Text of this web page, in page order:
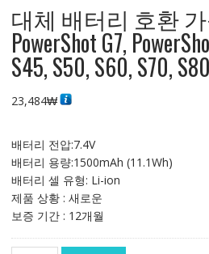
대체 배터리 호환 가
PowerShot G7,
S45, S50, S60, S70, S80
23,484₩
배터리 전압:7.4V
배터리 용량:1500mAh (11.1Wh)
배터리 셀 유형: Li-ion
제품 상황 : 새로운
보증 기간 : 12개월